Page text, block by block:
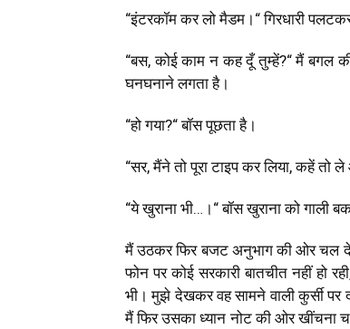
“इंटरकॉम कर लो मैडम। “गिरधारी
“बस,कोई काम न कह दूँ तुम्हें?“मैं बगल
घनघनाने लगता है।
“हो गया?“बॉस पूछता है।
“सर,मैंने तो पूरा टाइप कर लिया,कहें तो ले
“ये खुराना भी…। “बॉस खुराना को गाली
मैं उठकर फिर बजट अनुभाग की ओर चल
फोन पर कोई सरकारी बातचीत नहीं हो रही
भी। मुझे देखकर वह सामने वाली कुर्सी पर
मैं फिर उसका ध्यान नोट की ओर खींचना